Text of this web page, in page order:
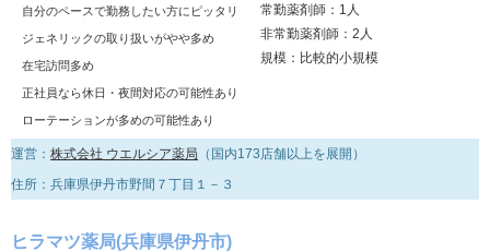
自分のペースで勤務したい方にピッタリ
ジェネリックの取り扱いがやや多め
在宅訪問多め
正社員なら休日・夜間対応の可能性あり
ローテーションが多めの可能性あり
常勤薬剤師：1人
非常勤薬剤師：2人
規模：比較的小規模
運営： 株式会社 ウエルシア薬局 （国内173店舗以上を展開）
住所：兵庫県伊丹市野間７丁目１－３
ヒラマツ薬局(兵庫県伊丹市)